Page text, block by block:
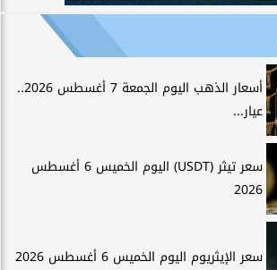
أسعار الذهب اليوم الجمعة 7 أغسطس 2026..
عيار...
سعر تيثر (USDT) اليوم الخميس 6 أغسطس
2026
سعر الإيثريوم اليوم الخميس 6 أغسطس 2026